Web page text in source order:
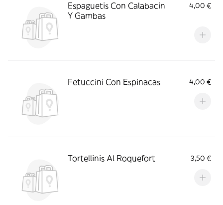
Espaguetis Con Calabacin
Y Gambas
4,00 €
Fetuccini Con Espinacas 4,00 €
Tortellinis Al Roquefort 3,50 €